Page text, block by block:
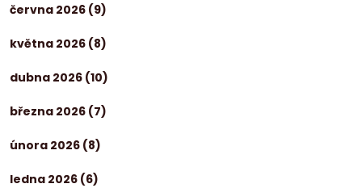
června 2026 (9)
května 2026 (8)
dubna 2026 (10)
března 2026 (7)
února 2026 (8)
ledna 2026 (6)